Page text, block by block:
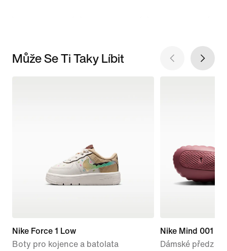
Může Se Ti Taky Líbit
Nike Force 1 Low
Boty pro kojence a batolata
Nike Mind 001
Dámské